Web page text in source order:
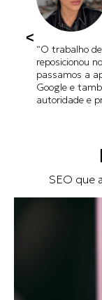
“O trabalho
reposicionou
passamos a
Google e
autoridade e
SEO que